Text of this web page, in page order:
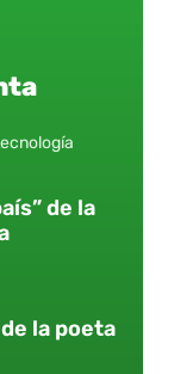
de la
la poeta